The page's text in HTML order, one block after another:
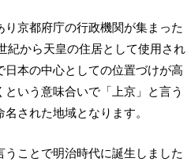
り京都府庁の行政機関が集まった
紀から天皇の住居として使用され
本の中心としての位置づけが高
いう意味合いで「上京」と言う
された地域となります。
うことで明治時代に誕生しました